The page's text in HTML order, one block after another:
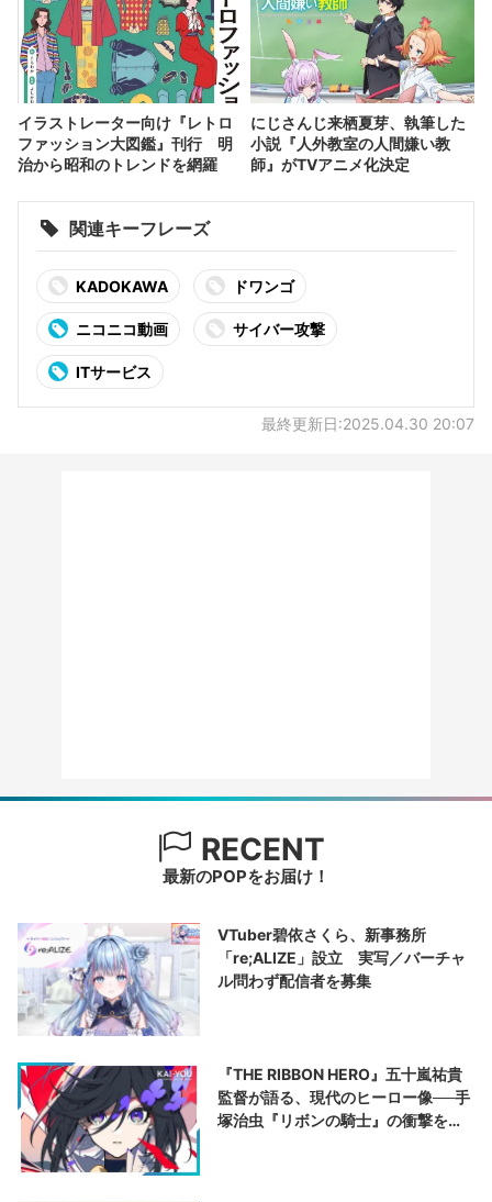
イラストレーター向け『レトロ
ファッション大図鑑』刊行 明
治から昭和のトレンドを網羅
にじさんじ来栖夏芽、執筆した
小説『人外教室の人間嫌い教
師』がTVアニメ化決定
関連キーフレーズ
KADOKAWA ドワンゴ
ニコニコ動画 サイバー攻撃
ITサービス
最終更新日:2025.04.30 20:07
RECENT
最新のPOPをお届け！
VTuber碧依さくら、新事務所
「re;ALIZE」設立 実写／バーチャ
ル問わず配信者を募集
『THE RIBBON HERO』五十嵐祐貴
監督が語る、現代のヒーロー像──手
塚治虫『リボンの騎士』の衝撃を再